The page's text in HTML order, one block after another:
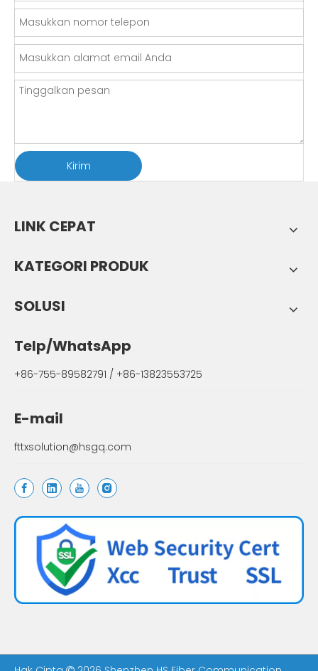
Kirim
LINK CEPAT
KATEGORI PRODUK
SOLUSI
Telp/WhatsApp
+86-755-89582791 / +86-13823553725
E-mail
fttxsolution@hsgq.com